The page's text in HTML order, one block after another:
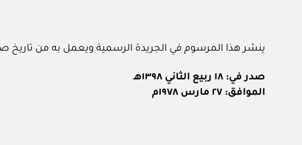
ينشر هذا المرسوم في الجريدة الرسمية ويعمل به من تاريخ
صدر في: ١٨ ربيع الثاني ١٣٩٨هـ
الموافق: ٢٧ مارس ١٩٧٨م